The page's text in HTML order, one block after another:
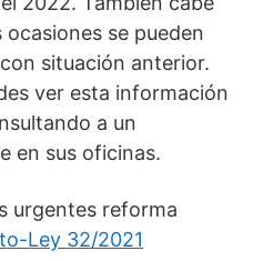
se pueden
situación anterior.
ver esta información
a un
en sus oficinas.
urgentes reforma
Ley 32/2021